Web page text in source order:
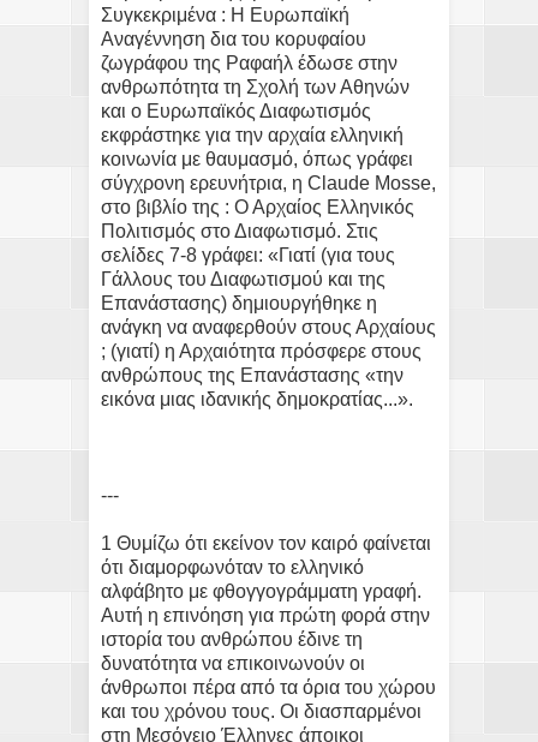
Συγκεκριμένα : Η Ευρωπαϊκή
Αναγέννηση δια του κορυφαίου
ζωγράφου της Ραφαήλ έδωσε στην
ανθρωπότητα τη Σχολή των Αθηνών
και ο Ευρωπαϊκός Διαφωτισμός
εκφράστηκε για την αρχαία ελληνική
κοινωνία με θαυμασμό, όπως γράφει
σύγχρονη ερευνήτρια, η Claude Mosse,
στο βιβλίο της : Ο Αρχαίος Ελληνικός
Πολιτισμός στο Διαφωτισμό. Στις
σελίδες 7-8 γράφει: «Γιατί (για τους
Γάλλους του Διαφωτισμού και της
Επανάστασης) δημιουργήθηκε η
ανάγκη να αναφερθούν στους Αρχαίους
; (γιατί) η Αρχαιότητα πρόσφερε στους
ανθρώπους της Επανάστασης «την
εικόνα μιας ιδανικής δημοκρατίας...».
---
1 Θυμίζω ότι εκείνον τον καιρό φαίνεται
ότι διαμορφωνόταν το ελληνικό
αλφάβητο με φθογγογράμματη γραφή.
Αυτή η επινόηση για πρώτη φορά στην
ιστορία του ανθρώπου έδινε τη
δυνατότητα να επικοινωνούν οι
άνθρωποι πέρα από τα όρια του χώρου
και του χρόνου τους. Οι διασπαρμένοι
στη Μεσόγειο Έλληνες άποικοι